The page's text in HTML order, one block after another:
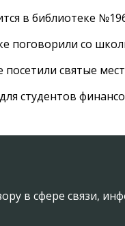
в библиотеке
поговорили со
святые
студентов
в сфере связи,